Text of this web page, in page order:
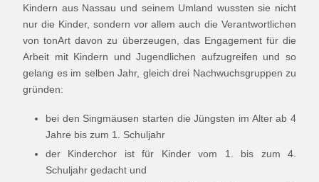
Kindern aus Nassau und seinem Umland wussten sie nicht
nur die Kinder, sondern vor allem auch die Verantwortlichen
von tonArt davon zu überzeugen, das Engagement für die
Arbeit mit Kindern und Jugendlichen aufzugreifen und so
gelang es im selben Jahr, gleich drei Nachwuchsgruppen zu
gründen:
bei den Singmäusen starten die Jüngsten im Alter ab 4
Jahre bis zum 1. Schuljahr
der Kinderchor ist für Kinder vom 1. bis zum 4.
Schuljahr gedacht und